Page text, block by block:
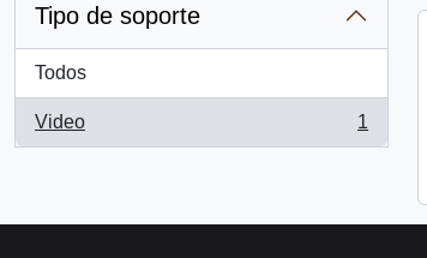
Tipo de soporte
Todos
Video
, 1 resultados
1